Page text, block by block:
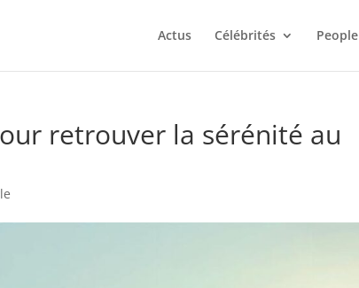
Actus Célébrités People
retrouver la sérénité au